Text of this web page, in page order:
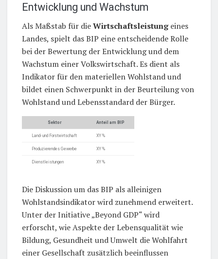
Entwicklung und Wachstum
Als Maßstab für dieWirtschaftsleistungeines
Landes, spielt das BIP eine entscheidende Rolle
bei der Bewertung der Entwicklung und dem
Wachstum einer Volkswirtschaft. Es dient als
Indikator für den materiellen Wohlstand und
bildet einen Schwerpunkt in der Beurteilung von
Wohlstand und Lebensstandard der Bürger.
Sektor Anteil am BIP
Land- und Forstwirtschaft XY %
Produzierendes Gewerbe XY %
Dienstleistungen XY %
Die Diskussion um das BIP als alleinigen
Wohlstandsindikator wird zunehmend erweitert.
Unter der Initiative „Beyond GDP“ wird
erforscht, wie Aspekte der Lebensqualität wie
Bildung, Gesundheit und Umwelt die Wohlfahrt
einer Gesellschaft zusätzlich beeinflussen